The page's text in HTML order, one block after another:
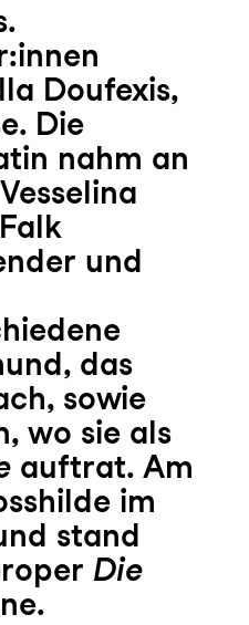
Doufexis,
Die
nahm an
und
das
sowie
wo sie als
auftrat. Am
im
stand
Die